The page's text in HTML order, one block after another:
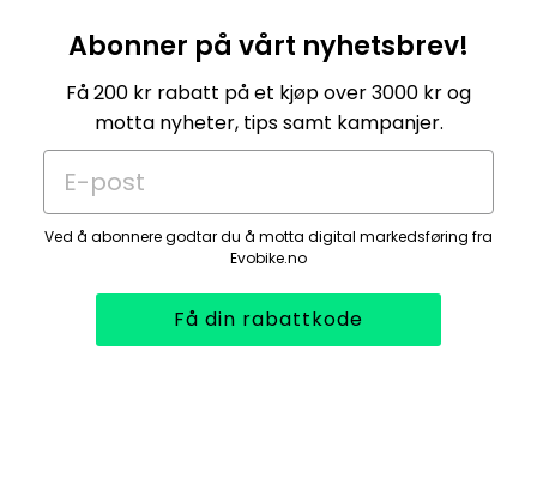
Abonner på vårt nyhetsbrev!
Få 200 kr rabatt på et kjøp over 3000 kr og
motta nyheter, tips samt kampanjer.
E-post
Ved å abonnere godtar du å motta digital markedsføring fra
Evobike.no
Få din rabattkode